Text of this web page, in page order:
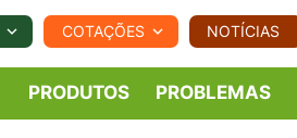
REGIONAL COMERCIAL
COTAÇÕES NOTÍCIAS
PRODUTOS PROBLEMAS